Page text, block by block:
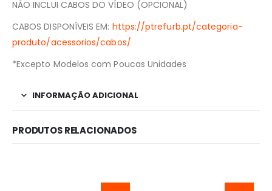
NÃO INCLUI CABOS DO VÍDEO (OPCIONAL)
CABOS DISPONÍVEIS EM: https://ptrefurb.pt/categoria-
produto/acessorios/cabos/
*Excepto Modelos com Poucas Unidades
INFORMAÇÃO ADICIONAL
PRODUTOS RELACIONADOS